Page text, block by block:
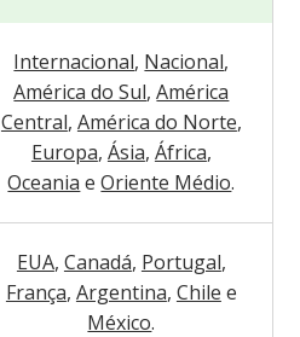
Internacional, Nacional,
América do Sul, América
Central, América do Norte,
Europa, Ásia, África,
Oceania e Oriente Médio.
EUA, Canadá, Portugal,
França, Argentina, Chile e
México.